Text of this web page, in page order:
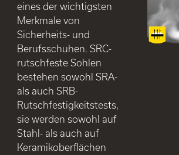
eines der wichtigsten
Merkmale von
Sicherheits- und
Berufsschuhen. SRC-
rutschfeste Sohlen
bestehen sowohl SRA-
als auch SRB-
Rutschfestigkeitstests,
sie werden sowohl auf
Stahl- als auch auf
Keramikoberflächen